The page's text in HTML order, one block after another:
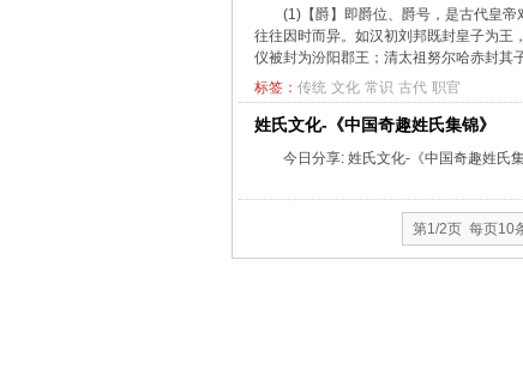
(1)【爵】即爵位、爵号，是古代皇
往往因时而异。如汉初刘邦既封皇子为王
仪被封为汾阳郡王；清太祖努尔哈赤封其
标签： 传统 文化 常识 古代 职官
姓氏文化-《中国奇趣姓氏集锦》
今日分享: 姓氏文化-《中国奇趣姓氏
第1/2页 每页10